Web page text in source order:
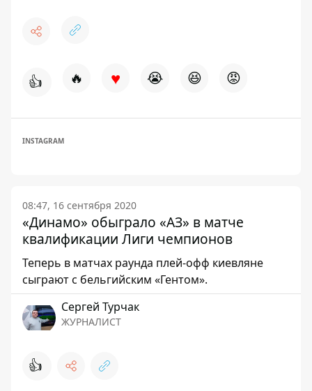
👍 🔥 ♥ 😭 😆 😡
INSTAGRAM
08:47, 16 сентября 2020
«Динамо» обыграло «АЗ» в матче
квалификации Лиги чемпионов
Теперь в матчах раунда плей-офф киевляне
сыграют с бельгийским «Гентом».
Сергей Турчак
ЖУРНАЛИСТ
👍